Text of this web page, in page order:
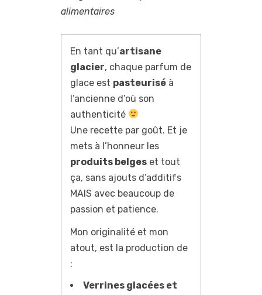
alimentaires
En tant qu’artisane
glacier, chaque parfum de
glace est pasteurisé à
l’ancienne d’où son
authenticité
Une recette par goût. Et je
mets à l’honneur les
produits belges et tout
ça, sans ajouts d’additifs
MAIS avec beaucoup de
passion et patience.
Mon originalité et mon
atout, est la production de
:
Verrines glacées et